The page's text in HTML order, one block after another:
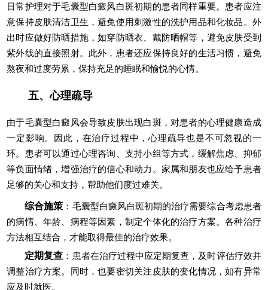
日常护理对于毛囊型白癜风白斑初期的患者同样重要。患者应注
意保持皮肤清洁卫生，避免使用刺激性的洗护用品和化妆品。外
出时应做好防晒措施，如穿防晒衣、戴防晒帽等，避免皮肤受到
紫外线的直接照射。此外，患者还应保持良好的生活习惯，避免
熬夜和过度劳累，保持充足的睡眠和愉悦的心情。
五、心理疏导
由于毛囊型白癜风会导致皮肤出现白斑，对患者的心理健康造成
一定影响。因此，在治疗过程中，心理疏导也是不可忽视的一
环。患者可以通过心理咨询、支持小组等方式，缓解焦虑、抑郁
等负面情绪，增强治疗的信心和动力。家属和朋友也应给予患者
足够的关心和支持，帮助他们度过难关。
综合施策 ：毛囊型白癜风白斑初期的治疗需要综合考虑患者
的病情、年龄、病程等因素，制定个体化的治疗方案。各种治疗
方法相互结合，才能取得最佳的治疗效果。
定期复查 ：患者在治疗过程中应定期复查，及时评估疗效并
调整治疗方案。同时，也要密切关注皮肤的变化情况，如有异常
应及时就医。